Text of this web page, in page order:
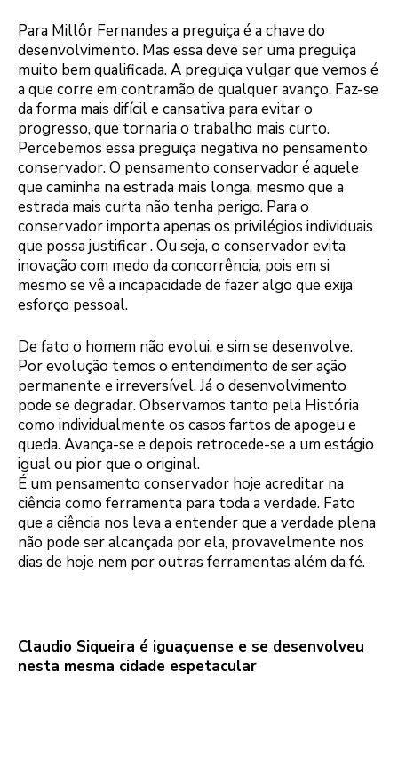
Para Millôr Fernandes a preguiça é a chave do
desenvolvimento. Mas essa deve ser uma preguiça
muito bem qualificada. A preguiça vulgar que vemos é
a que corre em contramão de qualquer avanço. Faz-se
da forma mais difícil e cansativa para evitar o
progresso, que tornaria o trabalho mais curto.
Percebemos essa preguiça negativa no pensamento
conservador. O pensamento conservador é aquele
que caminha na estrada mais longa, mesmo que a
estrada mais curta não tenha perigo. Para o
conservador importa apenas os privilégios individuais
que possa justificar . Ou seja, o conservador evita
inovação com medo da concorrência, pois em si
mesmo se vê a incapacidade de fazer algo que exija
esforço pessoal.
De fato o homem não evolui, e sim se desenvolve.
Por evolução temos o entendimento de ser ação
permanente e irreversível. Já o desenvolvimento
pode se degradar. Observamos tanto pela História
como individualmente os casos fartos de apogeu e
queda. Avança-se e depois retrocede-se a um estágio
igual ou pior que o original.
É um pensamento conservador hoje acreditar na
ciência como ferramenta para toda a verdade. Fato
que a ciência nos leva a entender que a verdade plena
não pode ser alcançada por ela, provavelmente nos
dias de hoje nem por outras ferramentas além da fé.
Claudio Siqueira é iguaçuense e se desenvolveu
nesta mesma cidade espetacular